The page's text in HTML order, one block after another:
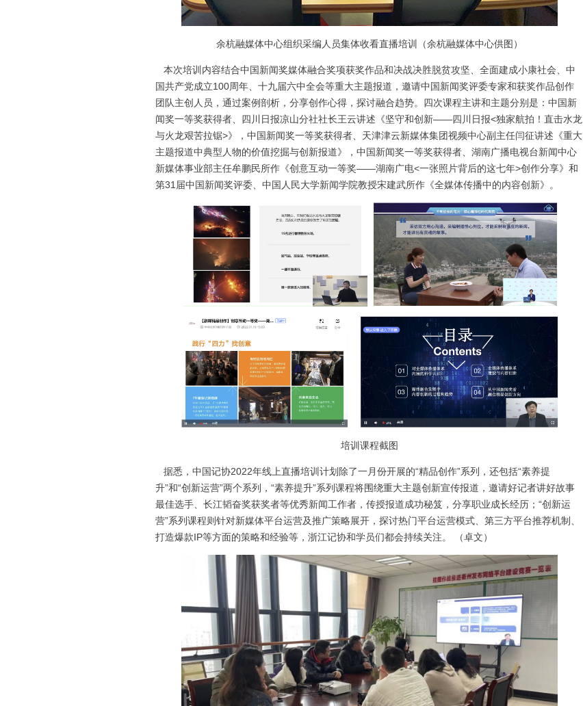
余杭融媒体中心组织采编人员集体收看直播培训（余杭融媒体中心供图）
本次培训内容结合中国新闻奖媒体融合奖项获奖作品和决战决胜脱贫攻坚、全面建成小康社会、中
国共产党成立100周年、十九届六中全会等重大主题报道，邀请中国新闻奖评委专家和获奖作品创作
团队主创人员，通过案例剖析，分享创作心得，探讨融合趋势。四次课程主讲和主题分别是：中国新
闻奖一等奖获得者、四川日报凉山分社社长王云讲述《坚守和创新——四川日报<独家航拍！直击水龙
与火龙艰苦拉锯>》，中国新闻奖一等奖获得者、天津津云新媒体集团视频中心副主任闫征讲述《重大
主题报道中典型人物的价值挖掘与创新报道》，中国新闻奖一等奖获得者、湖南广播电视台新闻中心
新媒体事业部主任牟鹏民所作《创意互动一等奖——湖南广电<一张照片背后的这七年>创作分享》和
第31届中国新闻奖评委、中国人民大学新闻学院教授宋建武所作《全媒体传播中的内容创新》。
培训课程截图
据悉，中国记协2022年线上直播培训计划除了一月份开展的“精品创作”系列，还包括“素养提
升”和“创新运营”两个系列，“素养提升”系列课程将围绕重大主题创新宣传报道，邀请好记者讲好故事
最佳选手、长江韬奋奖获奖者等优秀新闻工作者，传授报道成功秘笈，分享职业成长经历；“创新运
营”系列课程则针对新媒体平台运营及推广策略展开，探讨热门平台运营模式、第三方平台推荐机制、
打造爆款IP等方面的策略和经验等，浙江记协和学员们都会持续关注。 （卓文）